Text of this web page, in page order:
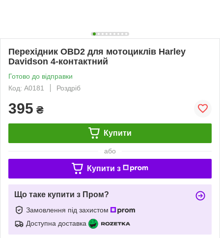
Перехідник OBD2 для мотоциклів Harley
Davidson 4-контактний
Готово до відправки
Код: A0181
Роздріб
395 ₴
Купити
або
Купити з
Що таке купити з Пром?
Замовлення під захистом
Доступна доставка